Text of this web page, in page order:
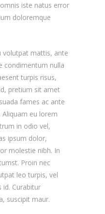
iste natus error
doloremque
volutpat mattis, ante
condimentum nulla
turpis risus,
pretium sit amet
fames ac ante
Aliquam eu lorem
in odio vel,
ipsum dolor,
molestie nibh. In
Proin nec
leo turpis, vel
id. Curabitur
suscipit maur.